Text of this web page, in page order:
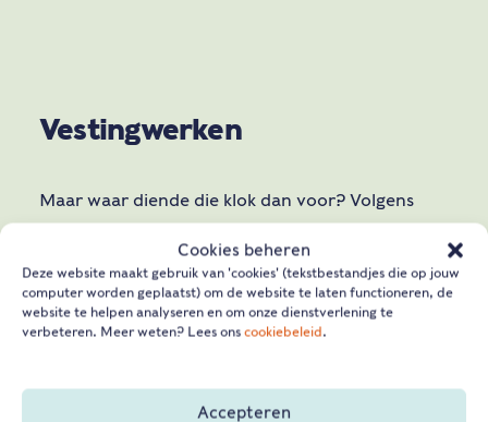
Cookies beheren
Deze website maakt gebruik van 'cookies' (tekstbestandjes die op jouw
computer worden geplaatst) om de website te laten functioneren, de
website te helpen analyseren en om onze dienstverlening te
verbeteren. Meer weten? Lees ons cookiebeleid.
Accepteren
Vestingwerken
Maar waar diende die klok dan voor? Volgens
vroegere tijden de klok in geval van nood, om de
tijd aan te geven en de mis aan te kondigen. ‘Dat
deed de koster vaak. Er schijnt zelfs een koster te
liep er van de klok een touw door een gat in het